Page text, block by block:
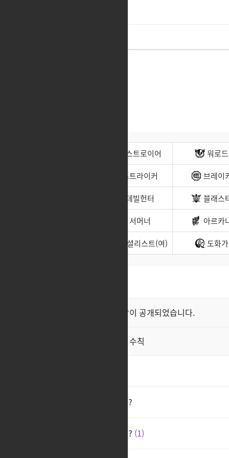
디스트로이어 워로드
스트라이커 브레이
데빌헌터 블래스
서머너 아르카
스페셜리스트(여) 도화가
클래스 스킬 영상이 공개되었습니다.
직업게시판 이용 수칙
스카우터 선택한 게 잘못인가요?
스카우터 핫픽스 왜 안해주나요? 1